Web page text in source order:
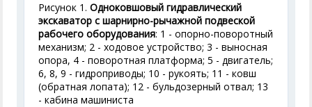
Рисунок 1.Одноковшовый гидравлический
экскаватор с шарнирно-рычажной подвеской
рабочего оборудования: 1 - опорно-поворотный
механизм; 2 - ходовое устройство; 3 - выносная
опора, 4 - поворотная платформа; 5 - двигатель;
6, 8, 9 - гидроприводы; 10 - рукоять; 11 - ковш
(обратная лопата); 12 - бульдозерный отвал; 13
- кабина машиниста